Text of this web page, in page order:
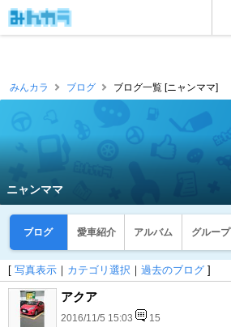
みんカラ ブログ ブログ一覧 [ニャンママ]
ニャンママ
ブログ 愛車紹介 アルバム グループ
[ 写真表示 ｜ カテゴリ選択 ｜ 過去のブログ ]
アクア
2016/11/5 15:03 15